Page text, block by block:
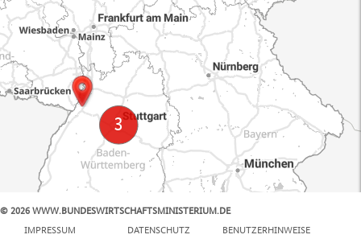
© 2026 WWW.BUNDESWIRTSCHAFTSMINISTERIUM.DE
IMPRESSUM
DATENSCHUTZ BENUTZERHINWEISE